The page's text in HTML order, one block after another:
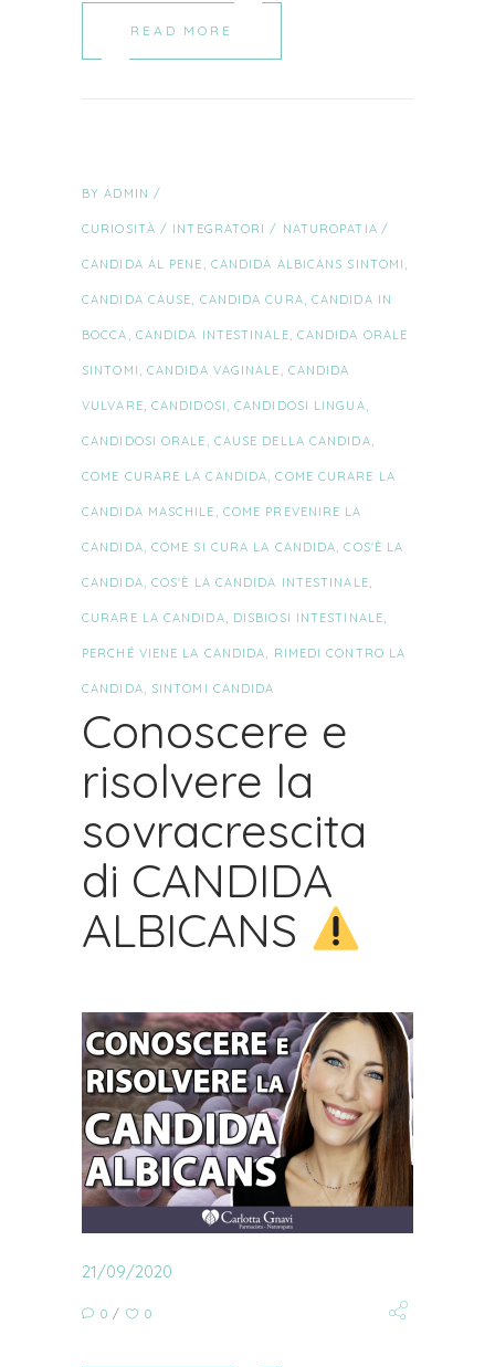
READ MORE
BYADMIN
CURIOSITÀ / INTEGRATORI / NATUROPATIA
CANDIDA AL PENE , CANDIDA ALBICANS SINTOMI ,
CANDIDA CAUSE, CANDIDA CURA, CANDIDA IN
BOCCA , CANDIDA INTESTINALE, CANDIDA ORALE
SINTOMI , CANDIDA VAGINALE , CANDIDA
VULVARE, CANDIDOSI ,CANDIDOSI LINGUA,
CANDIDOSI ORALE , CAUSE DELLA CANDIDA,
COME CURARE LA CANDIDA,COME CURARE LA
CANDIDA MASCHILE , COME PREVENIRE LA
CANDIDA, COME SI CURA LA CANDIDA,COS'È LA
CANDIDA, COS'È LA CANDIDA INTESTINALE,
CURARE LA CANDIDA, DISBIOSI INTESTINALE,
PERCHÉ VIENE LA CANDIDA, RIMEDI CONTRO LA
CANDIDA, SINTOMI CANDIDA
Conoscere e
risolvere la
sovracrescita
di CANDIDA
ALBICANS
21/09/2020
0 0